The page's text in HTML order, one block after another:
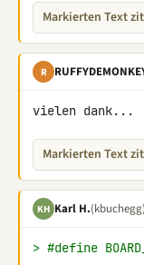
Markierten Text
R
vielen dank...
Markierten Text
KH Karl H.(kbuchegg)
> #define